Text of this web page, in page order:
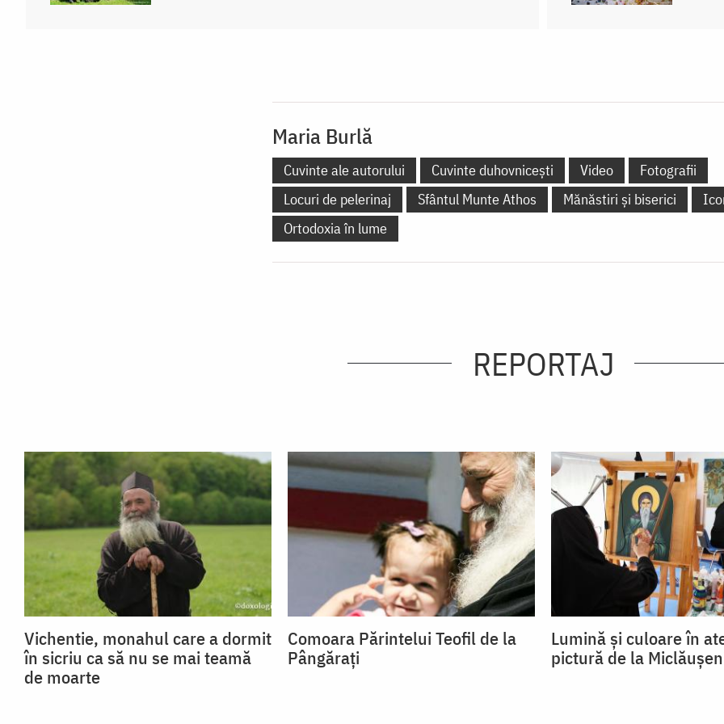
Maria Burlă
Cuvinte ale autorului Cuvinte duhovnicești Video
Fotografii
Locuri de pelerinaj
Sfântul Munte Athos Mănăstiri și biserici
Ortodoxia în lume
REPORTAJ
Vichentie, monahul care a dormit
în sicriu ca să nu se mai teamă
de moarte
Comoara Părintelui Teofil de la
Pângărați
Lumină și culoare în
pictură de la